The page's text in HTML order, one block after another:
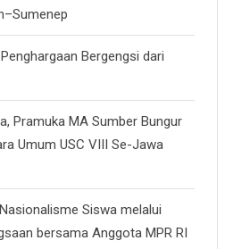
Bergengsi dari
Pramuka MA Sumber Bungur
Umum USC VIII Se-Jawa
Siswa melalui
bersama Anggota MPR RI